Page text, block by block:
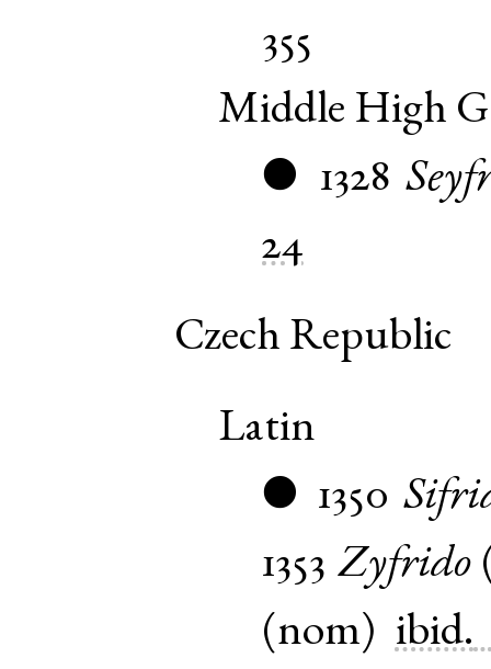
355
Middle High
● 1328
24
Czech Republic
Latin
● 1350
1353 Zyfrido
(nom)ibid.